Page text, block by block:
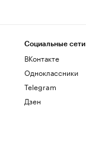
Социальные сети
ВКонтакте
Одноклассники
Telegram
Дзен